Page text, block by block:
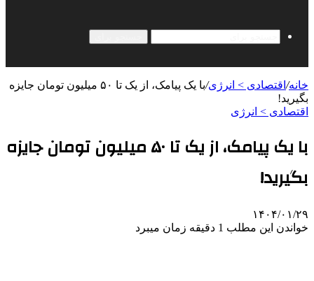
خانه/ اقتصادی > انرژی/
با یک پیامک، از یک تا ۵۰ میلیون تومان جایزه
بگیرید!
اقتصادی > انرژی
با یک پیامک، از یک تا ۵۰ میلیون تومان جایزه
بگیرید!
۱۴۰۴/۰۱/۲۹
خواندن این مطلب 1 دقیقه زمان میبرد